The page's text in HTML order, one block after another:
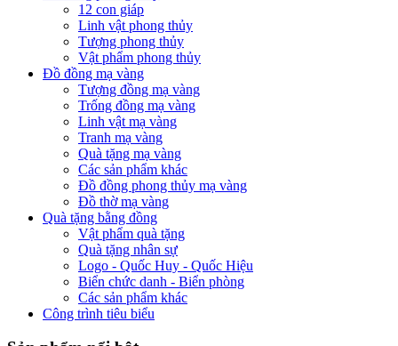
12 con giáp
Linh vật phong thủy
Tượng phong thủy
Vật phẩm phong thủy
Đồ đồng mạ vàng
Tượng đồng mạ vàng
Trống đồng mạ vàng
Linh vật mạ vàng
Tranh mạ vàng
Quà tặng mạ vàng
Các sản phẩm khác
Đồ đồng phong thủy mạ vàng
Đồ thờ mạ vàng
Quà tặng bằng đồng
Vật phẩm quà tặng
Quà tặng nhân sự
Logo - Quốc Huy - Quốc Hiệu
Biển chức danh - Biển phòng
Các sản phẩm khác
Công trình tiêu biểu